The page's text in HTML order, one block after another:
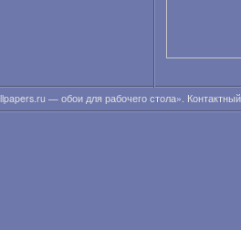
Черника
— обои для рабочего стола».